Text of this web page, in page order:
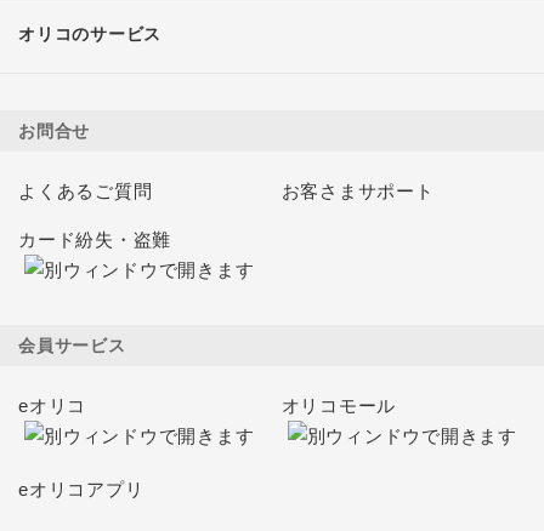
オリコのサービス
お問合せ
よくあるご質問 お客さまサポート
カード紛失・盗難
会員サービス
eオリコ オリコモール
eオリコアプリ